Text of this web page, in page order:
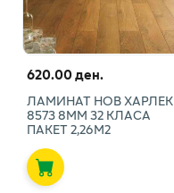
620.00 ден.
ЛАМИНАТ НОВ ХАРЛЕК
8573 8ММ 32 КЛАСА
ПАКЕТ 2,26М2